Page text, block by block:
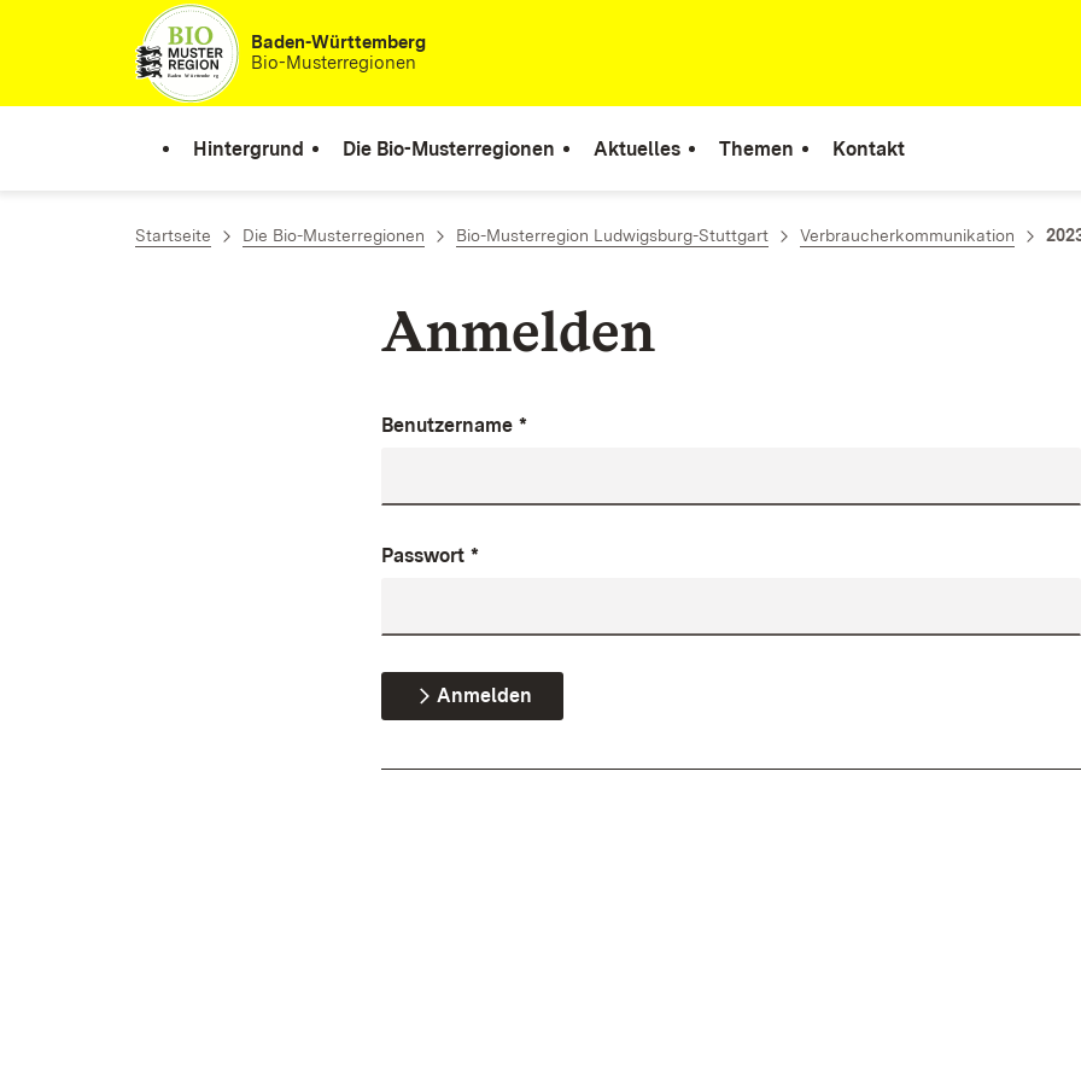
Zum Inhalt springenBaden-Württemberg
Bio-Musterregionen
Hintergrund Die Bio-Musterregionen Aktuelles Themen Kontakt
Startseite Die Bio-Musterregionen Bio-Musterregion Ludwigsburg-Stuttgart Verbraucherkommunikation
Anmelden
Benutzername *
Passwort *
Anmelden